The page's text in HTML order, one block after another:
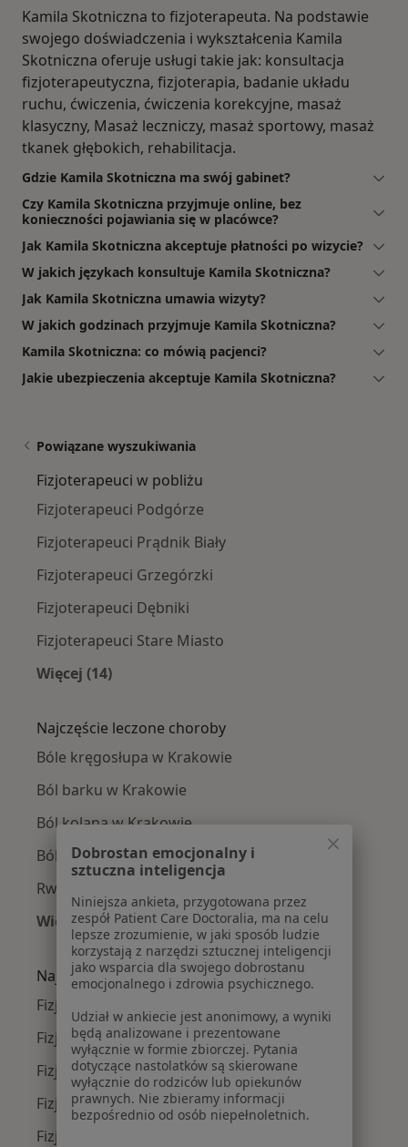
Kamila Skotniczna to fizjoterapeuta. Na podstawie
swojego doświadczenia i wykształcenia Kamila
Skotniczna oferuje usługi takie jak: konsultacja
fizjoterapeutyczna, fizjoterapia, badanie układu
ruchu, ćwiczenia, ćwiczenia korekcyjne, masaż
klasyczny, Masaż leczniczy, masaż sportowy, masaż
tkanek głębokich, rehabilitacja.
Gdzie Kamila Skotniczna ma swój gabinet?
Czy Kamila Skotniczna przyjmuje online, bez
konieczności pojawiania się w placówce?
Jak Kamila Skotniczna akceptuje płatności po wizycie?
W jakich językach konsultuje Kamila Skotniczna?
Jak Kamila Skotniczna umawia wizyty?
W jakich godzinach przyjmuje Kamila Skotniczna?
Kamila Skotniczna: co mówią pacjenci?
Jakie ubezpieczenia akceptuje Kamila Skotniczna?
Powiązane wyszukiwania
Fizjoterapeuci w pobliżu
Fizjoterapeuci Podgórze
Fizjoterapeuci Prądnik Biały
Fizjoterapeuci Grzegórzki
Fizjoterapeuci Dębniki
Fizjoterapeuci Stare Miasto
Więcej (14)
Najczęście leczone choroby
Bóle kręgosłupa w Krakowie
Ból barku w Krakowie
Ból kolana w Krakowie
Ból biodra w Krakowie
Rwa kulszowa w Krakowie
Więcej (15)
Więcej w kategorii: Najczęście leczone
Najpopularniejsze ubezpieczenia
Fizjoterapeuci z Allianz w Krakowie
Fizjoterapeuci z Signal Iduna w Krakowie
Fizjoterapeuci z JP MEDICA w Krakowie
Fizjoterapeuci z TU Zdrowie w Krakowie
Fizjoterapeuci z Świat Zdrowia w Krakowie
Dobrostan emocjonalny i
sztuczna inteligencja
Niniejsza ankieta, przygotowana przez
zespół Patient Care Doctoralia, ma na celu
lepsze zrozumienie, w jaki sposób ludzie
korzystają z narzędzi sztucznej inteligencji
jako wsparcia dla swojego dobrostanu
emocjonalnego i zdrowia psychicznego.
Udział w ankiecie jest anonimowy, a wyniki
będą analizowane i prezentowane
wyłącznie w formie zbiorczej. Pytania
dotyczące nastolatków są skierowane
wyłącznie do rodziców lub opiekunów
prawnych. Nie zbieramy informacji
bezpośrednio od osób niepełnoletnich.